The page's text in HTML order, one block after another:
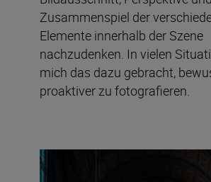
Zusammenspiel der
Elemente innerhalb der Szene
nachzudenken. In vielen
mich das dazu gebracht,
proaktiver zu fotografieren.